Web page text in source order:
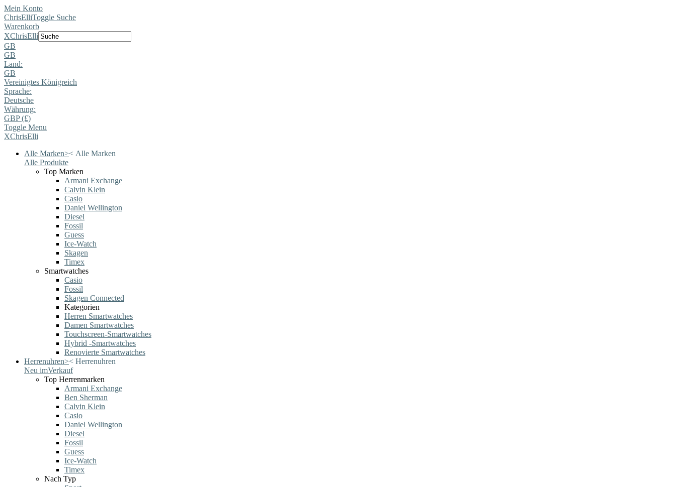
Mein Konto
ChrisElliToggle Suche
Warenkorb
XChrisElli
GB
GB
Land:
GB
Vereinigtes Königreich
Sprache:
Deutsche
Währung:
GBP (£)
Toggle Menu
XChrisElli
Alle Marken>< Alle Marken
Alle Produkte
Top Marken
Armani Exchange
Calvin Klein
Casio
Daniel Wellington
Diesel
Fossil
Guess
Ice-Watch
Skagen
Timex
Smartwatches
Casio
Fossil
Skagen Connected
Kategorien
Herren Smartwatches
Damen Smartwatches
Touchscreen-Smartwatches
Hybrid -Smartwatches
Renovierte Smartwatches
Herrenuhren>< Herrenuhren
Neu imVerkauf
Top Herrenmarken
Armani Exchange
Ben Sherman
Calvin Klein
Casio
Daniel Wellington
Diesel
Fossil
Guess
Ice-Watch
Timex
Nach Typ